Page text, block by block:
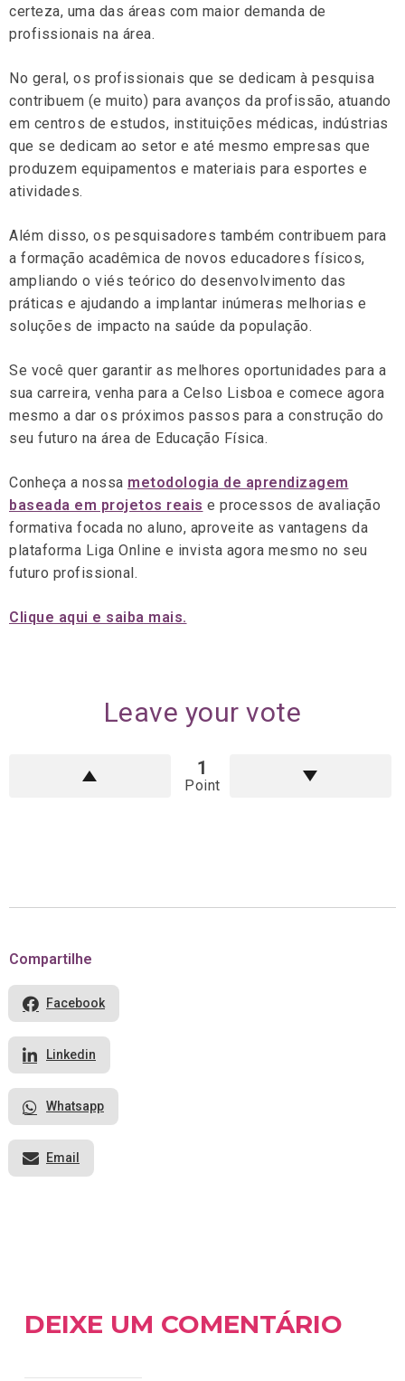
certeza, uma das áreas com maior demanda de
profissionais na área.
No geral, os profissionais que se dedicam à pesquisa
contribuem (e muito) para avanços da profissão, atuando
em centros de estudos, instituições médicas, indústrias
que se dedicam ao setor e até mesmo empresas que
produzem equipamentos e materiais para esportes e
atividades.
Além disso, os pesquisadores também contribuem para
a formação acadêmica de novos educadores físicos,
ampliando o viés teórico do desenvolvimento das
práticas e ajudando a implantar inúmeras melhorias e
soluções de impacto na saúde da população.
Se você quer garantir as melhores oportunidades para a
sua carreira, venha para a Celso Lisboa e comece agora
mesmo a dar os próximos passos para a construção do
seu futuro na área de Educação Física.
Conheça a nossa metodologia de aprendizagem
baseada em projetos reais e processos de avaliação
formativa focada no aluno, aproveite as vantagens da
plataforma Liga Online e invista agora mesmo no seu
futuro profissional.
Clique aqui e saiba mais.
Leave your vote
1
Point
Compartilhe
Facebook
Linkedin
Whatsapp
Email
DEIXE UM COMENTÁRIO